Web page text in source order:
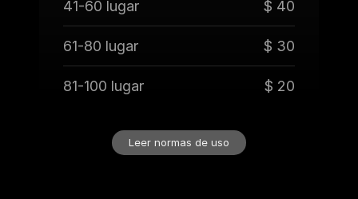
41-60 lugar $ 40
61-80 lugar $ 30
81-100 lugar $ 20
Leer normas de uso